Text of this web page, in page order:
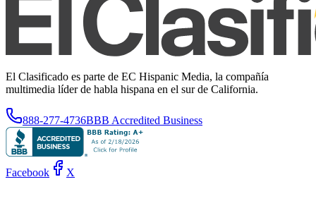
El Clasificado es parte de EC Hispanic Media, la compañía
multimedia líder de habla hispana en el sur de California.
888-277-4736BBB Accredited Business
Facebook X